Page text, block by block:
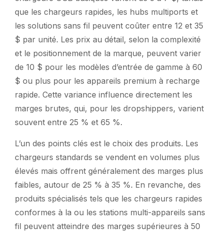
que les chargeurs rapides, les hubs multiports et
les solutions sans fil peuvent coûter entre 12 et 35
$ par unité. Les prix au détail, selon la complexité
et le positionnement de la marque, peuvent varier
de 10 $ pour les modèles d’entrée de gamme à 60
$ ou plus pour les appareils premium à recharge
rapide. Cette variance influence directement les
marges brutes, qui, pour les dropshippers, varient
souvent entre 25 % et 65 %.
L’un des points clés est le choix des produits. Les
chargeurs standards se vendent en volumes plus
élevés mais offrent généralement des marges plus
faibles, autour de 25 % à 35 %. En revanche, des
produits spécialisés tels que les chargeurs rapides
conformes à la ou les stations multi-appareils sans
fil peuvent atteindre des marges supérieures à 50